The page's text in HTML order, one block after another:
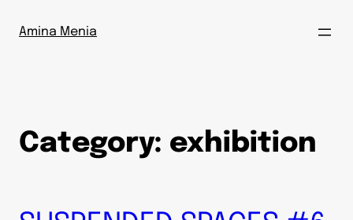
Amina Menia
Category: exhibition